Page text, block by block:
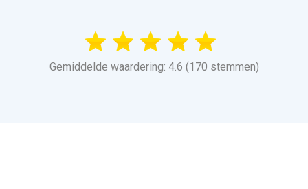
Gemiddelde waardering: 4.6 (170 stemmen)